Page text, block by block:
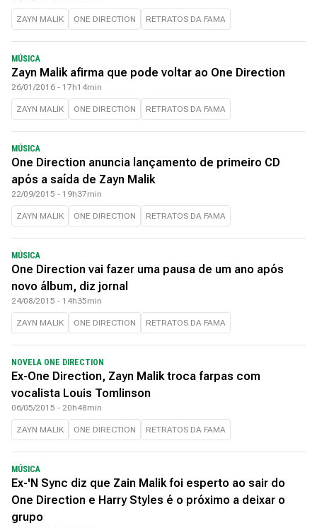
ZAYN MALIK ONE DIRECTION RETRATOS DA FAMA
MÚSICA
Zayn Malik afirma que pode voltar ao One Direction
26/01/2016 - 17h14min
ZAYN MALIK ONE DIRECTION RETRATOS DA FAMA
MÚSICA
One Direction anuncia lançamento de primeiro CD
após a saída de Zayn Malik
22/09/2015 - 19h37min
ZAYN MALIK ONE DIRECTION RETRATOS DA FAMA
MÚSICA
One Direction vai fazer uma pausa de um ano após
novo álbum, diz jornal
24/08/2015 - 14h35min
ZAYN MALIK ONE DIRECTION RETRATOS DA FAMA
NOVELA ONE DIRECTION
Ex-One Direction, Zayn Malik troca farpas com
vocalista Louis Tomlinson
06/05/2015 - 20h48min
ZAYN MALIK ONE DIRECTION RETRATOS DA FAMA
MÚSICA
Ex-'N Sync diz que Zain Malik foi esperto ao sair do
One Direction e Harry Styles é o próximo a deixar o
grupo